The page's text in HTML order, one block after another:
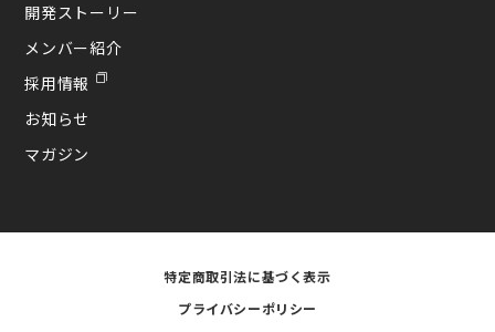
開発ストーリー
メンバー紹介
採用情報
お知らせ
マガジン
特定商取引法に基づく表示
プライバシーポリシー